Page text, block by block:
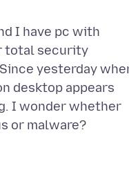
I have pc with
total security
yesterday
desktop appears
I wonder whether